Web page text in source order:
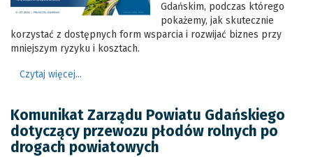
Gdańskim, podczas którego
pokażemy, jak skutecznie
korzystać z dostępnych form wsparcia i rozwijać biznes przy
mniejszym ryzyku i kosztach.
Czytaj więcej...
Komunikat Zarządu Powiatu Gdańskiego
dotyczący przewozu płodów rolnych po
drogach powiatowych